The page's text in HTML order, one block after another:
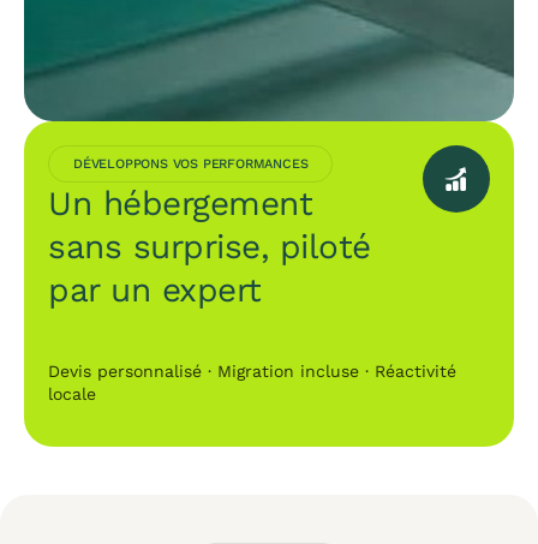
DÉVELOPPONS VOS PERFORMANCES
Un hébergement
sans surprise, piloté
par un expert
Devis personnalisé · Migration incluse · Réactivité
locale